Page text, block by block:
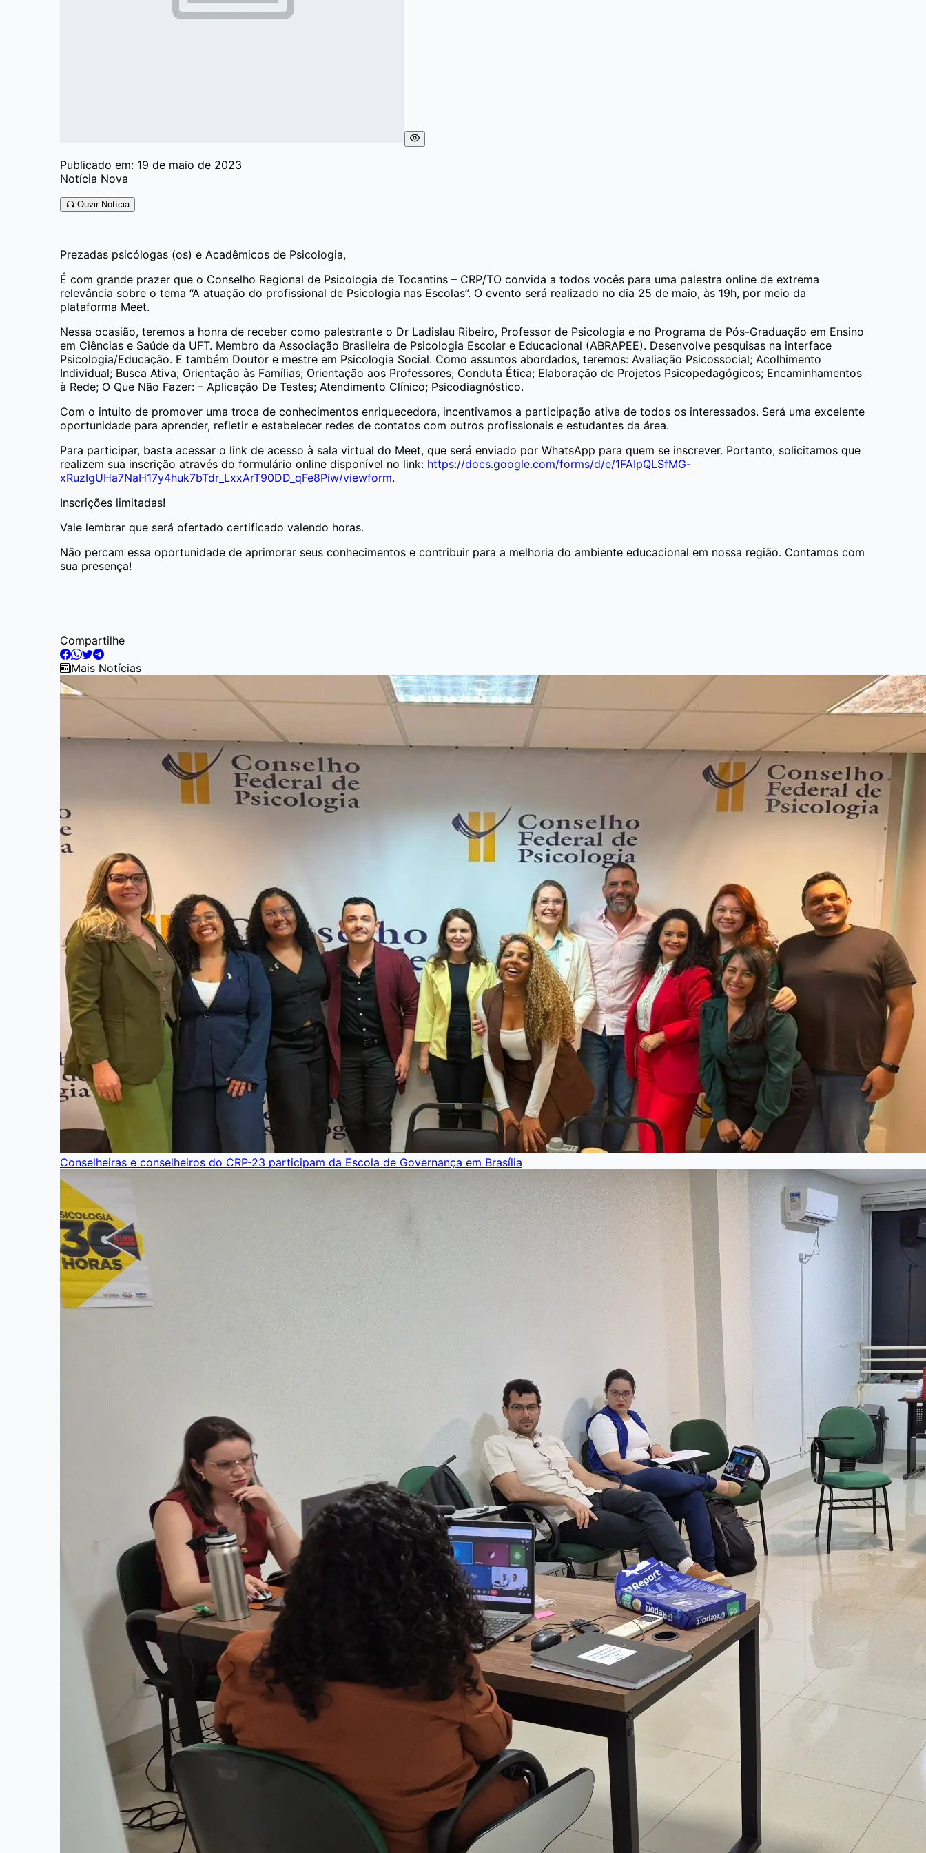
Publicado em: 19 de maio de 2023
Notícia Nova
Ouvir Notícia
Prezadas psicólogas (os) e Acadêmicos de Psicologia,
É com grande prazer que o Conselho Regional de Psicologia de Tocantins – CRP/TO convida a todos vocês para uma palestra online de extrema
relevância sobre o tema “A atuação do profissional de Psicologia nas Escolas”. O evento será realizado no dia 25 de maio, às 19h, por meio da
plataforma Meet.
Nessa ocasião, teremos a honra de receber como palestrante o Dr Ladislau Ribeiro, Professor de Psicologia e no Programa de Pós-Graduação em Ensino
em Ciências e Saúde da UFT. Membro da Associação Brasileira de Psicologia Escolar e Educacional (ABRAPEE). Desenvolve pesquisas na interface
Psicologia/Educação. E também Doutor e mestre em Psicologia Social. Como assuntos abordados, teremos: Avaliação Psicossocial; Acolhimento
Individual; Busca Ativa; Orientação às Famílias; Orientação aos Professores; Conduta Ética; Elaboração de Projetos Psicopedagógicos; Encaminhamentos
à Rede; O Que Não Fazer: – Aplicação De Testes; Atendimento Clínico; Psicodiagnóstico.
Com o intuito de promover uma troca de conhecimentos enriquecedora, incentivamos a participação ativa de todos os interessados. Será uma excelente
oportunidade para aprender, refletir e estabelecer redes de contatos com outros profissionais e estudantes da área.
Para participar, basta acessar o link de acesso à sala virtual do Meet, que será enviado por WhatsApp para quem se inscrever. Portanto, solicitamos que
realizem sua inscrição através do formulário online disponível no link: https://docs.google.com/forms/d/e/1FAIpQLSfMG-
xRuzIgUHa7NaH17y4huk7bTdr_LxxArT90DD_qFe8Piw/viewform.
Inscrições limitadas!
Vale lembrar que será ofertado certificado valendo horas.
Não percam essa oportunidade de aprimorar seus conhecimentos e contribuir para a melhoria do ambiente educacional em nossa região. Contamos com
sua presença!
Compartilhe
Mais Notícias
Conselheiras e conselheiros do CRP-23 participam da Escola de Governança em Brasília